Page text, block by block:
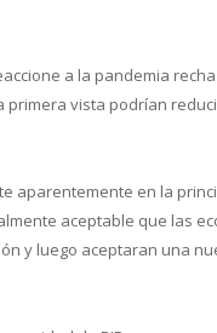
a la pandemia
vista podrían
aparentemente en la
aceptable que las
y luego aceptaran una